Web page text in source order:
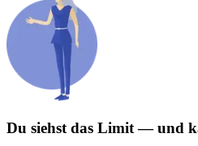
Du siehst das Limit — und